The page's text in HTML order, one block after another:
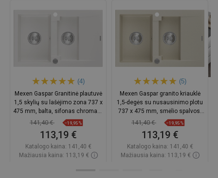
(4)
Mexen Gaspar Granitinė plautuvė
1,5 skylių su lašėjimo zona 737 x
475 mm, balta, sifonas chromas -
6507731505-20
141,40 € −19,95%
113,19 €
Katalogo kaina: 141,40 €
Mažiausia kaina: 113,19 €
(5)
Mexen Gaspar granito kriauklė
1,5-degės su nusausinimo plotu
737 x 475 mm, smėlio spalvos,
chromuotas sifonas -
141,40 € −19,95%
113,19 €
Katalogo kaina: 141,40 €
Mažiausia kaina: 113,19 €